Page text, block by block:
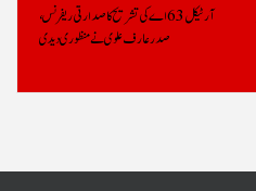
آرٹیکل 63 اے کی تشریح کا صدارتی ریفرنس،
صدرعارف علوی نے منظوری دیدی